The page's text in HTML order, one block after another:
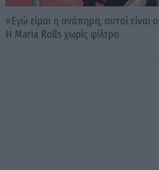
«Εγώ είμαι η ανάπηρη, αυτοί είναι
Η Maria Rolls χωρίς φίλτρο